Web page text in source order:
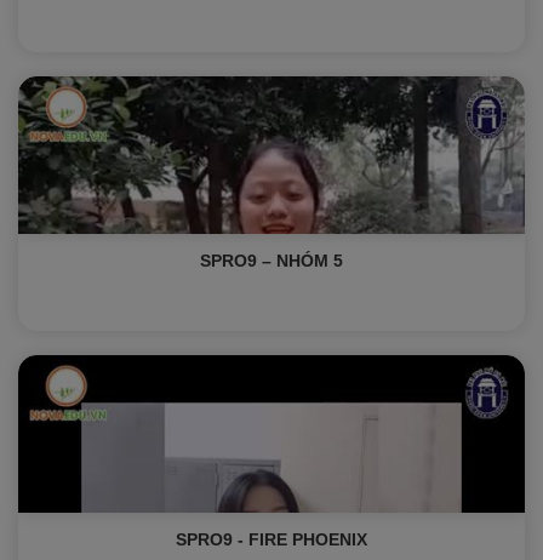
SPRO9 – NHÓM 5
SPRO9 - FIRE PHOENIX